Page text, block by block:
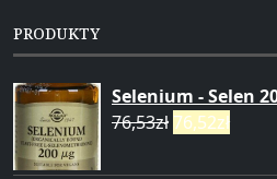
PRODUKTY
Selenium - Selen
76,53zł 76,52zł